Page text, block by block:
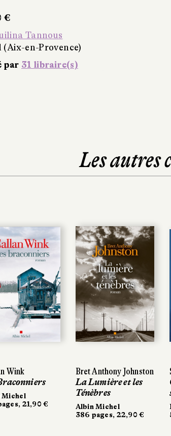
€
Tannous
en-Provence)
par 31 libraire(s)
Les autres
Wink
21,90 €
Bret Anthony Johnston
La Lumière et les
Ténèbres
Albin Michel
386 pages, 22,90 €
Bret Anthony Johnston
La Lumière et les
Ténèbres
Albin Michel
386 pages, 22,90 €